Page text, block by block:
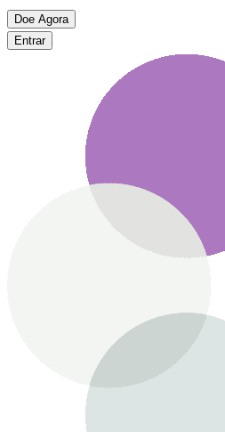
Doe Agora
Entrar